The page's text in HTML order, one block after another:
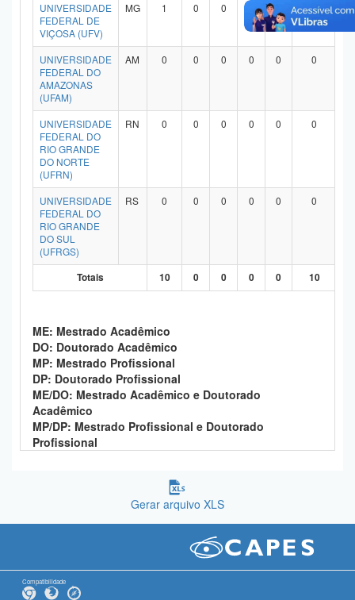
UNIVERSIDADE
FEDERAL DE
VIÇOSA (UFV)
MG 1 0 0 1
UNIVERSIDADE
FEDERAL DO
AMAZONAS
(UFAM)
AM 0 0 0 0 0 0
UNIVERSIDADE
FEDERAL DO
RIO GRANDE
DO NORTE
(UFRN)
RN 0 0 0 0 0 0
UNIVERSIDADE
FEDERAL DO
RIO GRANDE
DO SUL
(UFRGS)
RS 0 0 0 0 0 0
Totais 10 0 0 0 0 10
ME: Mestrado Acadêmico
DO: Doutorado Acadêmico
MP: Mestrado Profissional
DP: Doutorado Profissional
ME/DO: Mestrado Acadêmico e Doutorado
Acadêmico
MP/DP: Mestrado Profissional e Doutorado
Profissional
Gerar arquivo XLS
Compatibilidade